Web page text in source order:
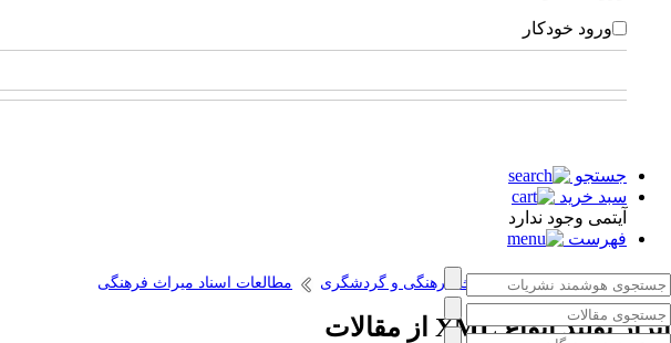
ورود خودکار
جستجو
سبد خرید
آیتمی وجود ندارد
فهرست
انتشارات پژوهشگاه میراث فرهنگی و گردشگری مطالعات اسناد میراث فرهنگی
ابزار تولید انواع XML از مقالات